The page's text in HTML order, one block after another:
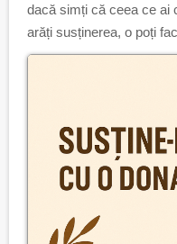
dacă simți că ceea ce ai
arăți susținerea, o poți